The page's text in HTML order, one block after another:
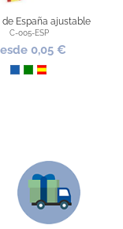
de España ajustable
C-005-ESP
0,05 €
AzulVerdeEspaña